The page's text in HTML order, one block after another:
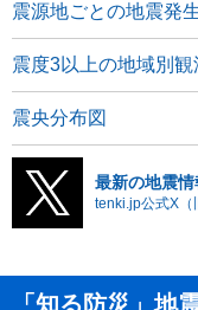
震源地ごとの地震発
震度3以上の地域別観
震央分布図
最新の地震
tenki.jp公式X（
「知る防災」地